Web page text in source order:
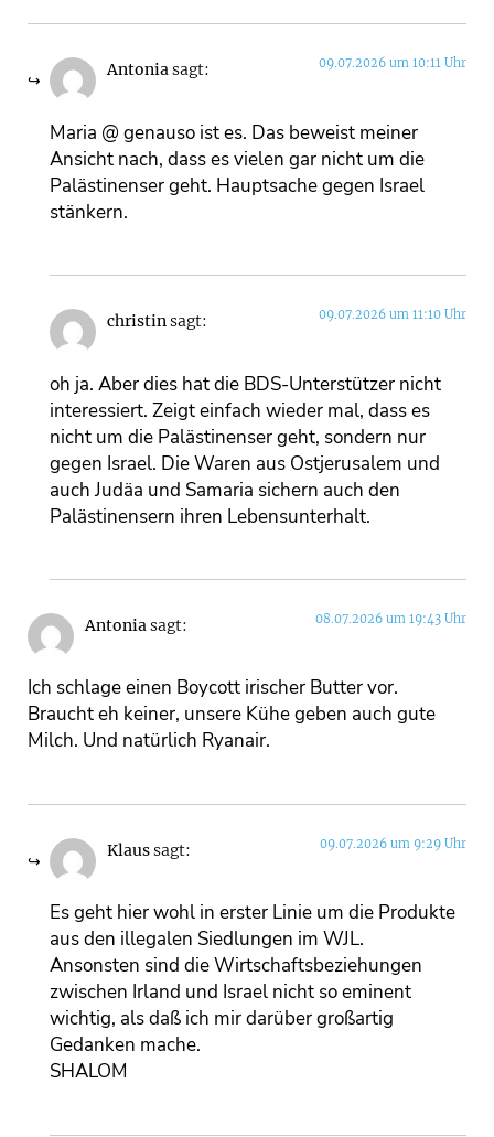
Antoniasagt: 09.07.2026 um 10:11 Uhr
Maria @ genauso ist es. Das beweist meiner
Ansicht nach, dass es vielen gar nicht um die
Palästinenser geht. Hauptsache gegen Israel
stänkern.
christinsagt: 09.07.2026 um 11:10 Uhr
oh ja. Aber dies hat die BDS-Unterstützer nicht
interessiert. Zeigt einfach wieder mal, dass es
nicht um die Palästinenser geht, sondern nur
gegen Israel. Die Waren aus Ostjerusalem und
auch Judäa und Samaria sichern auch den
Palästinensern ihren Lebensunterhalt.
Antoniasagt: 08.07.2026 um 19:43 Uhr
Ich schlage einen Boycott irischer Butter vor.
Braucht eh keiner, unsere Kühe geben auch gute
Milch. Und natürlich Ryanair.
Klaussagt: 09.07.2026 um 9:29 Uhr
Es geht hier wohl in erster Linie um die Produkte
aus den illegalen Siedlungen im WJL.
Ansonsten sind die Wirtschaftsbeziehungen
zwischen Irland und Israel nicht so eminent
wichtig, als daß ich mir darüber großartig
Gedanken mache.
SHALOM